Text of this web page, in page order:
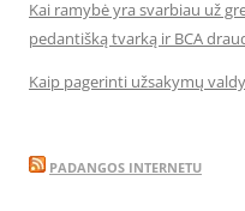
Kai ramybė yra svarbiau už
pedantišką tvarką ir BCA
Kaip pagerinti užsakymų
PADANGOS INTERNETU